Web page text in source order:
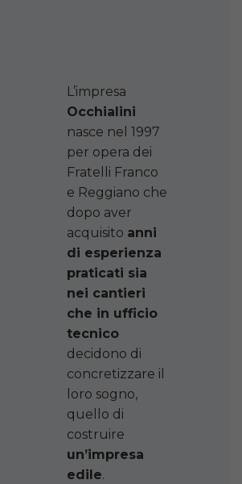
L’impresa
Occhialini
nasce nel 1997
per opera dei
Fratelli Franco
e Reggiano che
dopo aver
acquisito anni
di esperienza
praticati sia
nei cantieri
che in ufficio
tecnico
decidono di
concretizzare il
loro sogno,
quello di
costruire
un’impresa
edile.